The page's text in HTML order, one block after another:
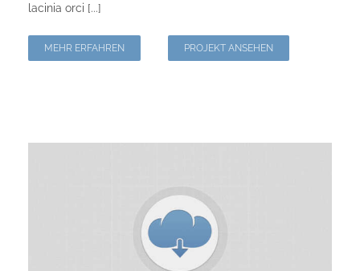
lacinia orci [...]
MEHR ERFAHREN PROJEKT ANSEHEN